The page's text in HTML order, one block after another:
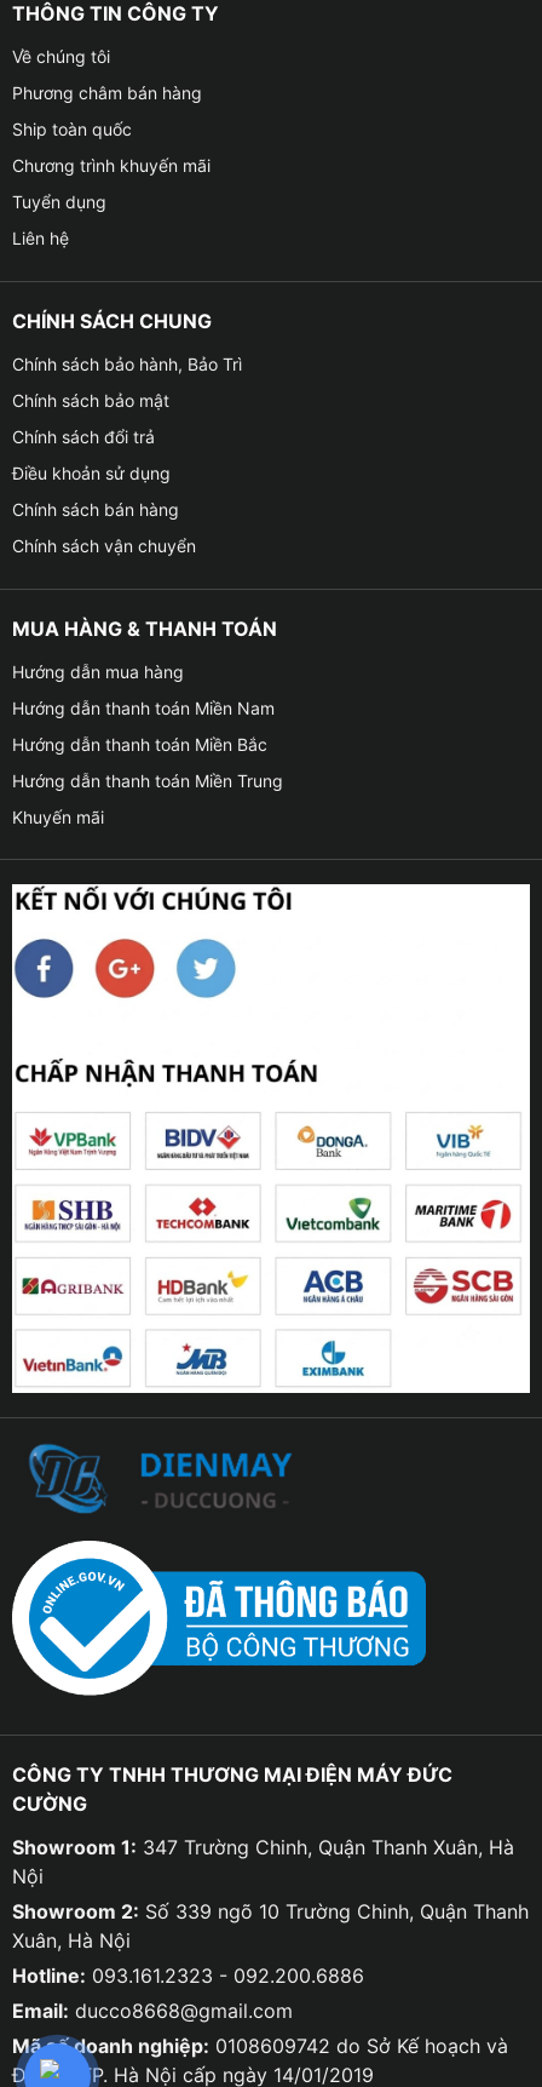
THÔNG TIN CÔNG TY
Về chúng tôi
Phương châm bán hàng
Ship toàn quốc
Chương trình khuyến mãi
Tuyển dụng
Liên hệ
CHÍNH SÁCH CHUNG
Chính sách bảo hành, Bảo Trì
Chính sách bảo mật
Chính sách đổi trả
Điều khoản sử dụng
Chính sách bán hàng
Chính sách vận chuyển
MUA HÀNG & THANH TOÁN
Hướng dẫn mua hàng
Hướng dẫn thanh toán Miền Nam
Hướng dẫn thanh toán Miền Bắc
Hướng dẫn thanh toán Miền Trung
Khuyến mãi
CÔNG TY TNHH THƯƠNG MẠI ĐIỆN MÁY ĐỨC
CƯỜNG
Showroom 1: 347 Trường Chinh, Quận Thanh Xuân, Hà
Nội
Showroom 2: Số 339 ngõ 10 Trường Chinh, Quận Thanh
Xuân, Hà Nội
Hotline: 093.161.2323 - 092.200.6886
Email: ducco8668@gmail.com
Mã số doanh nghiệp: 0108609742 do Sở Kế hoạch và
Đầu tư TP. Hà Nội cấp ngày 14/01/2019